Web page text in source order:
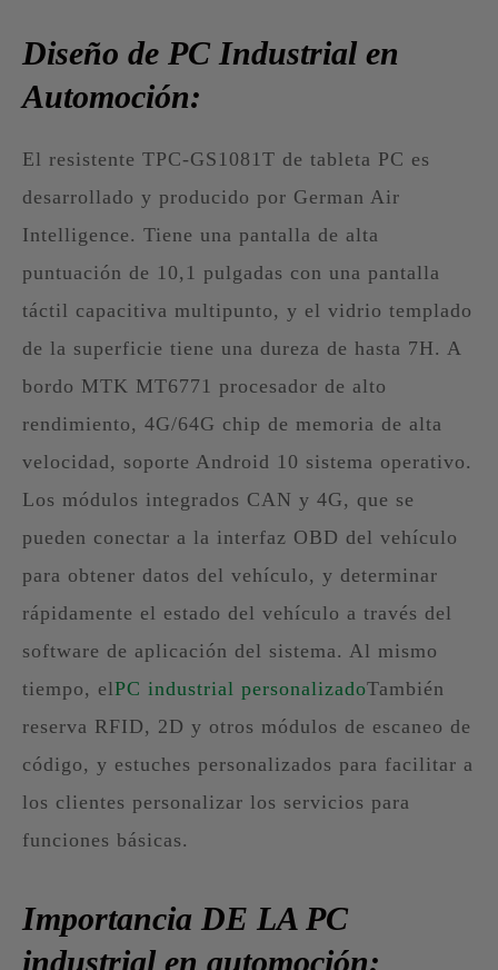
Diseño de PC Industrial en
Automoción:
El resistente TPC-GS1081T de tableta PC es
desarrollado y producido por German Air
Intelligence. Tiene una pantalla de alta
puntuación de 10,1 pulgadas con una pantalla
táctil capacitiva multipunto, y el vidrio templado
de la superficie tiene una dureza de hasta 7H. A
bordo MTK MT6771 procesador de alto
rendimiento, 4G/64G chip de memoria de alta
velocidad, soporte Android 10 sistema operativo.
Los módulos integrados CAN y 4G, que se
pueden conectar a la interfaz OBD del vehículo
para obtener datos del vehículo, y determinar
rápidamente el estado del vehículo a través del
software de aplicación del sistema. Al mismo
tiempo, elPC industrial personalizadoTambién
reserva RFID, 2D y otros módulos de escaneo de
código, y estuches personalizados para facilitar a
los clientes personalizar los servicios para
funciones básicas.
Importancia DE LA PC
industrial en automoción: